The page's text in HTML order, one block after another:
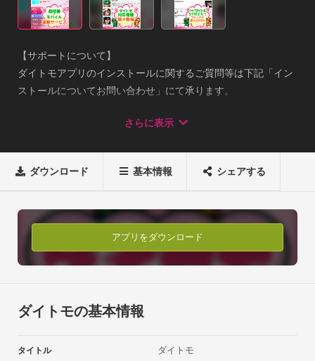
【サポートについて】
ダイトモアプリのインストールに関するご質問等は下記「イン
ストールについてお問い合わせ」にて承ります。
ストール後、ダイトモのサイト内からお問い合わせ下さい。
support@daitomo.net
き添えください。サポート営業時間： 10:00～17:00 （土日祝
日・年末年始を除く）メールによるお問い合わせは常時受け付
けております。
返信はサポート営業時間のみとなりますのでご了承ください。
お問い合わせの前に「@daitomo.net」、およびPCから送信さ
【アプリ概要】
さらに表示
ダウンロード 基本情報 シェアする
アプリをダウンロード
ダイトモの基本情報
タイトル ダイトモ